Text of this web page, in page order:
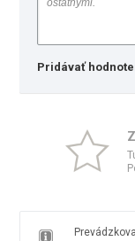
Pridávať